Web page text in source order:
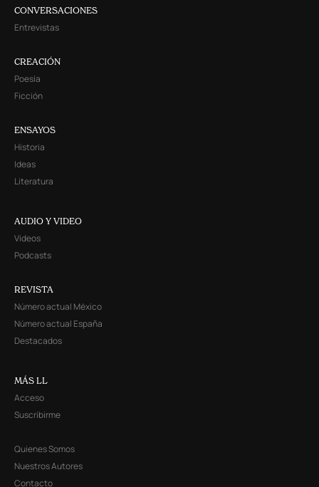
CONVERSACIONES
Entrevistas
CREACIÓN
Poesía
Ficción
ENSAYOS
Historia
Ideas
Literatura
AUDIO Y VIDEO
Videos
Podcasts
REVISTA
Número actual México
Número actual España
Destacados
MÁS LL
Acceso
Suscribirme
Quienes Somos
Nuestros Autores
Contacto